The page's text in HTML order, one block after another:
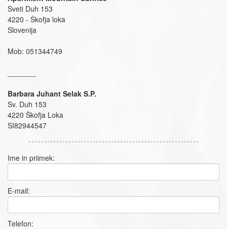
Sveti Duh 153
4220 - Škofja loka
Slovenija
Mob: 051344749
Barbara Juhant Selak S.P.
Sv. Duh 153
4220 Škofja Loka
SI82944547
Ime in priimek:
E-mail:
Telefon: